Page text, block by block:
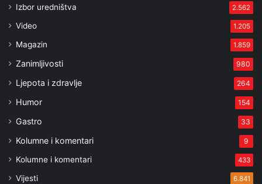
Izbor uredništva 2.562
Video 1.205
Magazin 1.859
Zanimljivosti 980
Ljepota i zdravlje 264
Humor 154
Gastro 33
Kolumne i komentari 9
Kolumne i komentari 433
Vijesti 6.841